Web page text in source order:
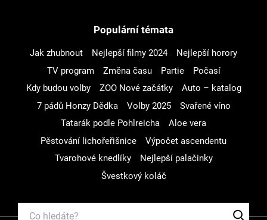
Populární témata
Jak zhubnout Nejlepší filmy 2024
Nejlepší horory
TV program
Změna času Partie
Počasí
Kdy budou volby
ZOO Nové začátky
Auto – katalog
7 pádů Honzy Dědka
Volby 2025
Svařené víno
Tatarák podle Pohlreicha
Aloe vera
Pěstování lichořeřišnice
Výpočet ascendentu
Tvarohové knedlíky
Nejlepší palačinky
Švestkový koláč